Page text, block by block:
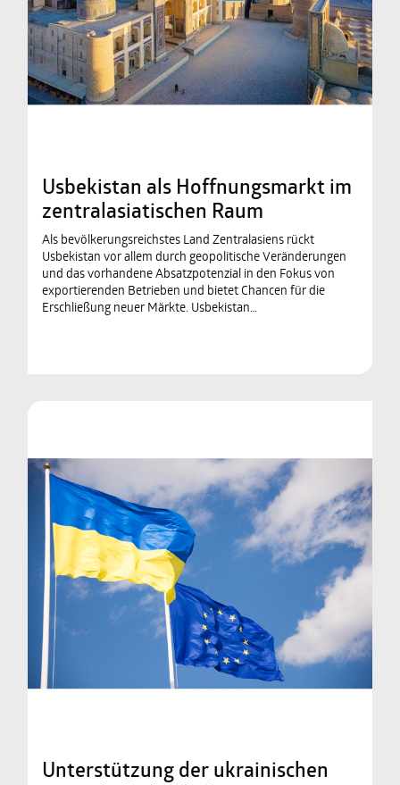
Usbekistan als Hoffnungsmarkt im
zentralasiatischen Raum
Als bevölkerungsreichstes Land Zentralasiens rückt
Usbekistan vor allem durch geopolitische Veränderungen
und das vorhandene Absatzpotenzial in den Fokus von
exportierenden Betrieben und bietet Chancen für die
Erschließung neuer Märkte. Usbekistan…
Unterstützung der ukrainischen